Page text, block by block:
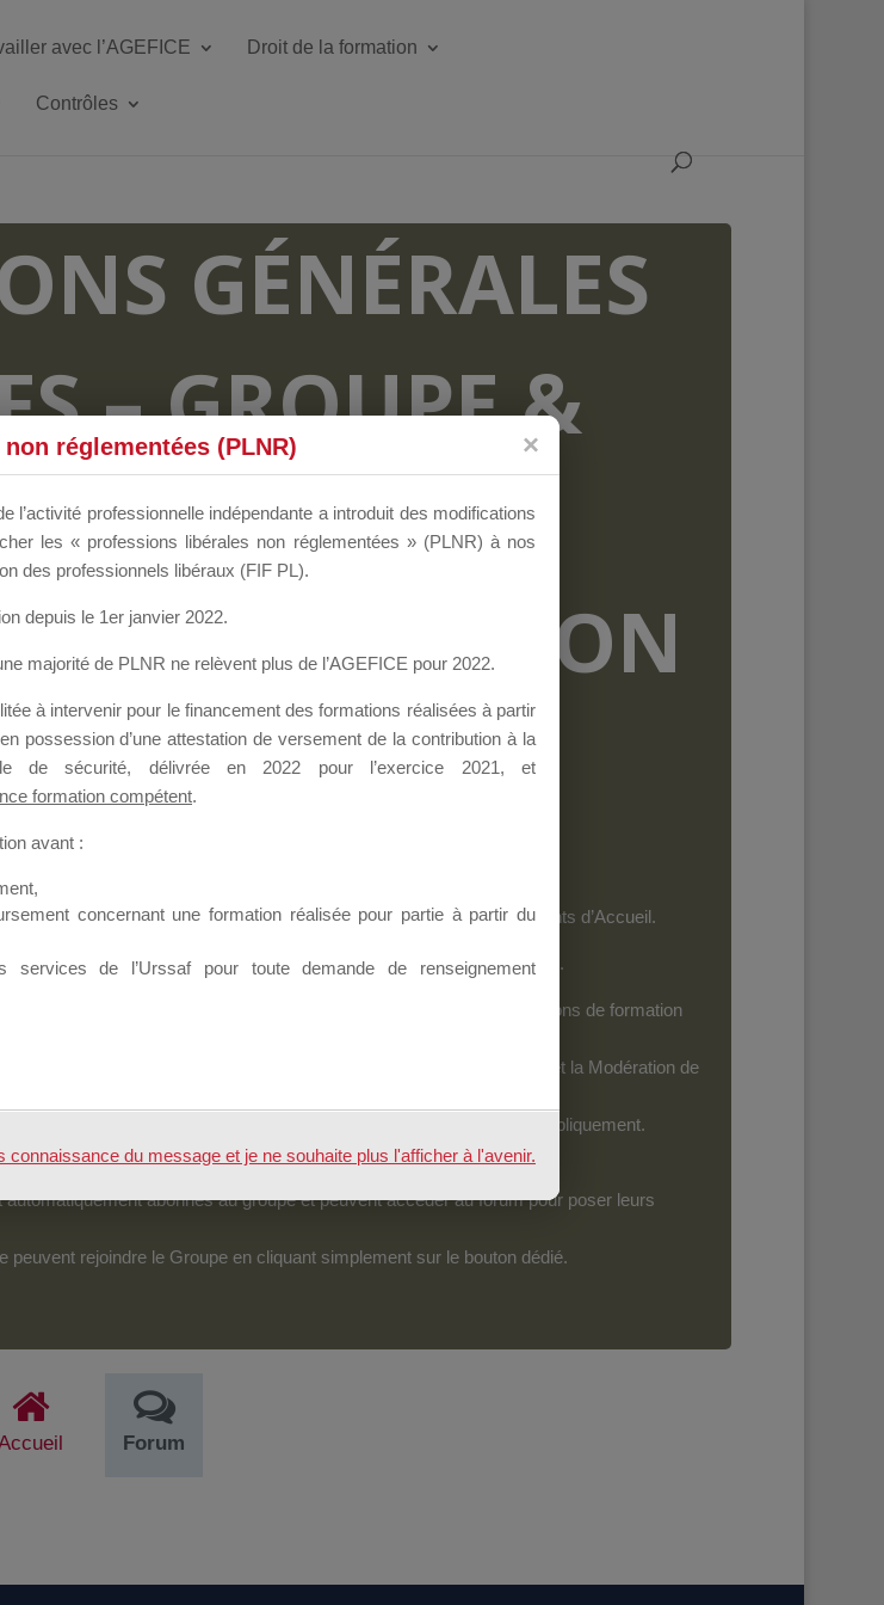
avec l’AGEFICE Droit de la formation
Contrôles
GÉNÉRALES
– GROUPE &
AUX
DE FORMATION
les Conseillers salariés de l’AGEFICE et les personnels des Points d’Accueil.
ou poser vos questions concernant les dispositifs de l’AGEFICE.
sur l’AGEFICE et sur les aides au financement d’actions de formation
comme étant des messages
: Seuls leurs Auteurs et la Modération de
pertinence, certains des échanges pourront devenir accessibles publiquement.
sur cet espace.
abonnés au groupe et peuvent accéder au forum pour poser leurs
rejoindre le Groupe en cliquant simplement sur le bouton dédié.
Forum
réglementées (PLNR)
l’activité professionnelle indépendante a introduit des modifications
les « professions libérales non réglementées » (PLNR) à nos
des professionnels libéraux (FIF PL).
depuis le 1er janvier 2022.
majorité de PLNR ne relèvent plus de l’AGEFICE pour 2022.
à intervenir pour le financement des formations réalisées à partir
possession d’une attestation de versement de la contribution à la
de sécurité, délivrée en 2022 pour l’exercice 2021, et
formation compétent.
avant :
concernant une formation réalisée pour partie à partir du
de l’Urssaf pour toute demande de renseignement
connaissance du message et je ne souhaite plus l'afficher à l'avenir.